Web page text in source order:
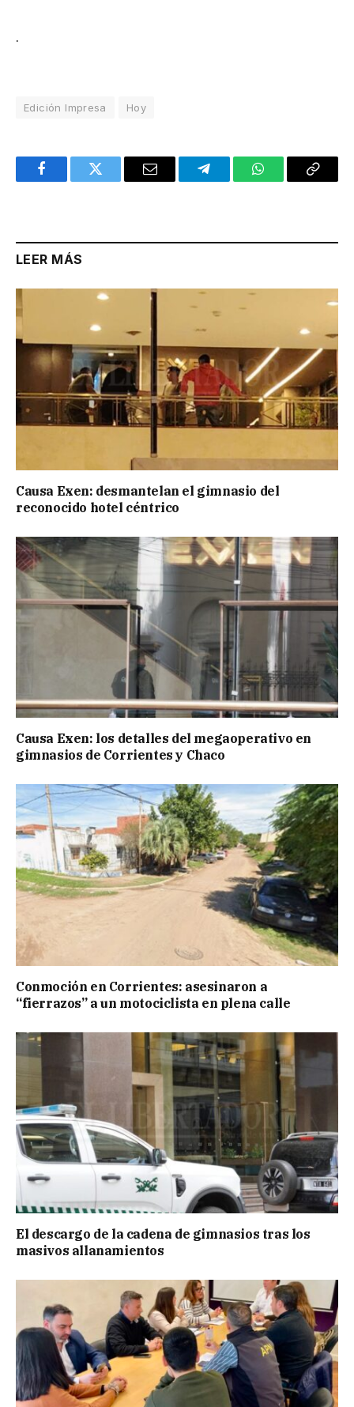
.
Edición Impresa Hoy
FacebookTwitter Email TelegramWhatsAppCopy
LEER MÁS
Causa Exen: desmantelan el gimnasio del
reconocido hotel céntrico
Causa Exen: los detalles del megaoperativo en
gimnasios de Corrientes y Chaco
Conmoción en Corrientes: asesinaron a
“fierrazos” a un motociclista en plena calle
El descargo de la cadena de gimnasios tras los
masivos allanamientos